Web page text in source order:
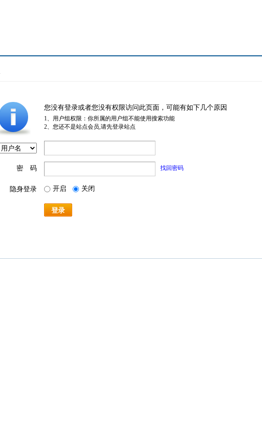
您没有登录或者您没有权限访问此页面，可能有如下几个原因
1、用户组权限：你所属的用户组不能使用搜索功能
2、您还不是站点会员,请先登录站点
密 码 找回密码
隐身登录 开启 关闭
登录